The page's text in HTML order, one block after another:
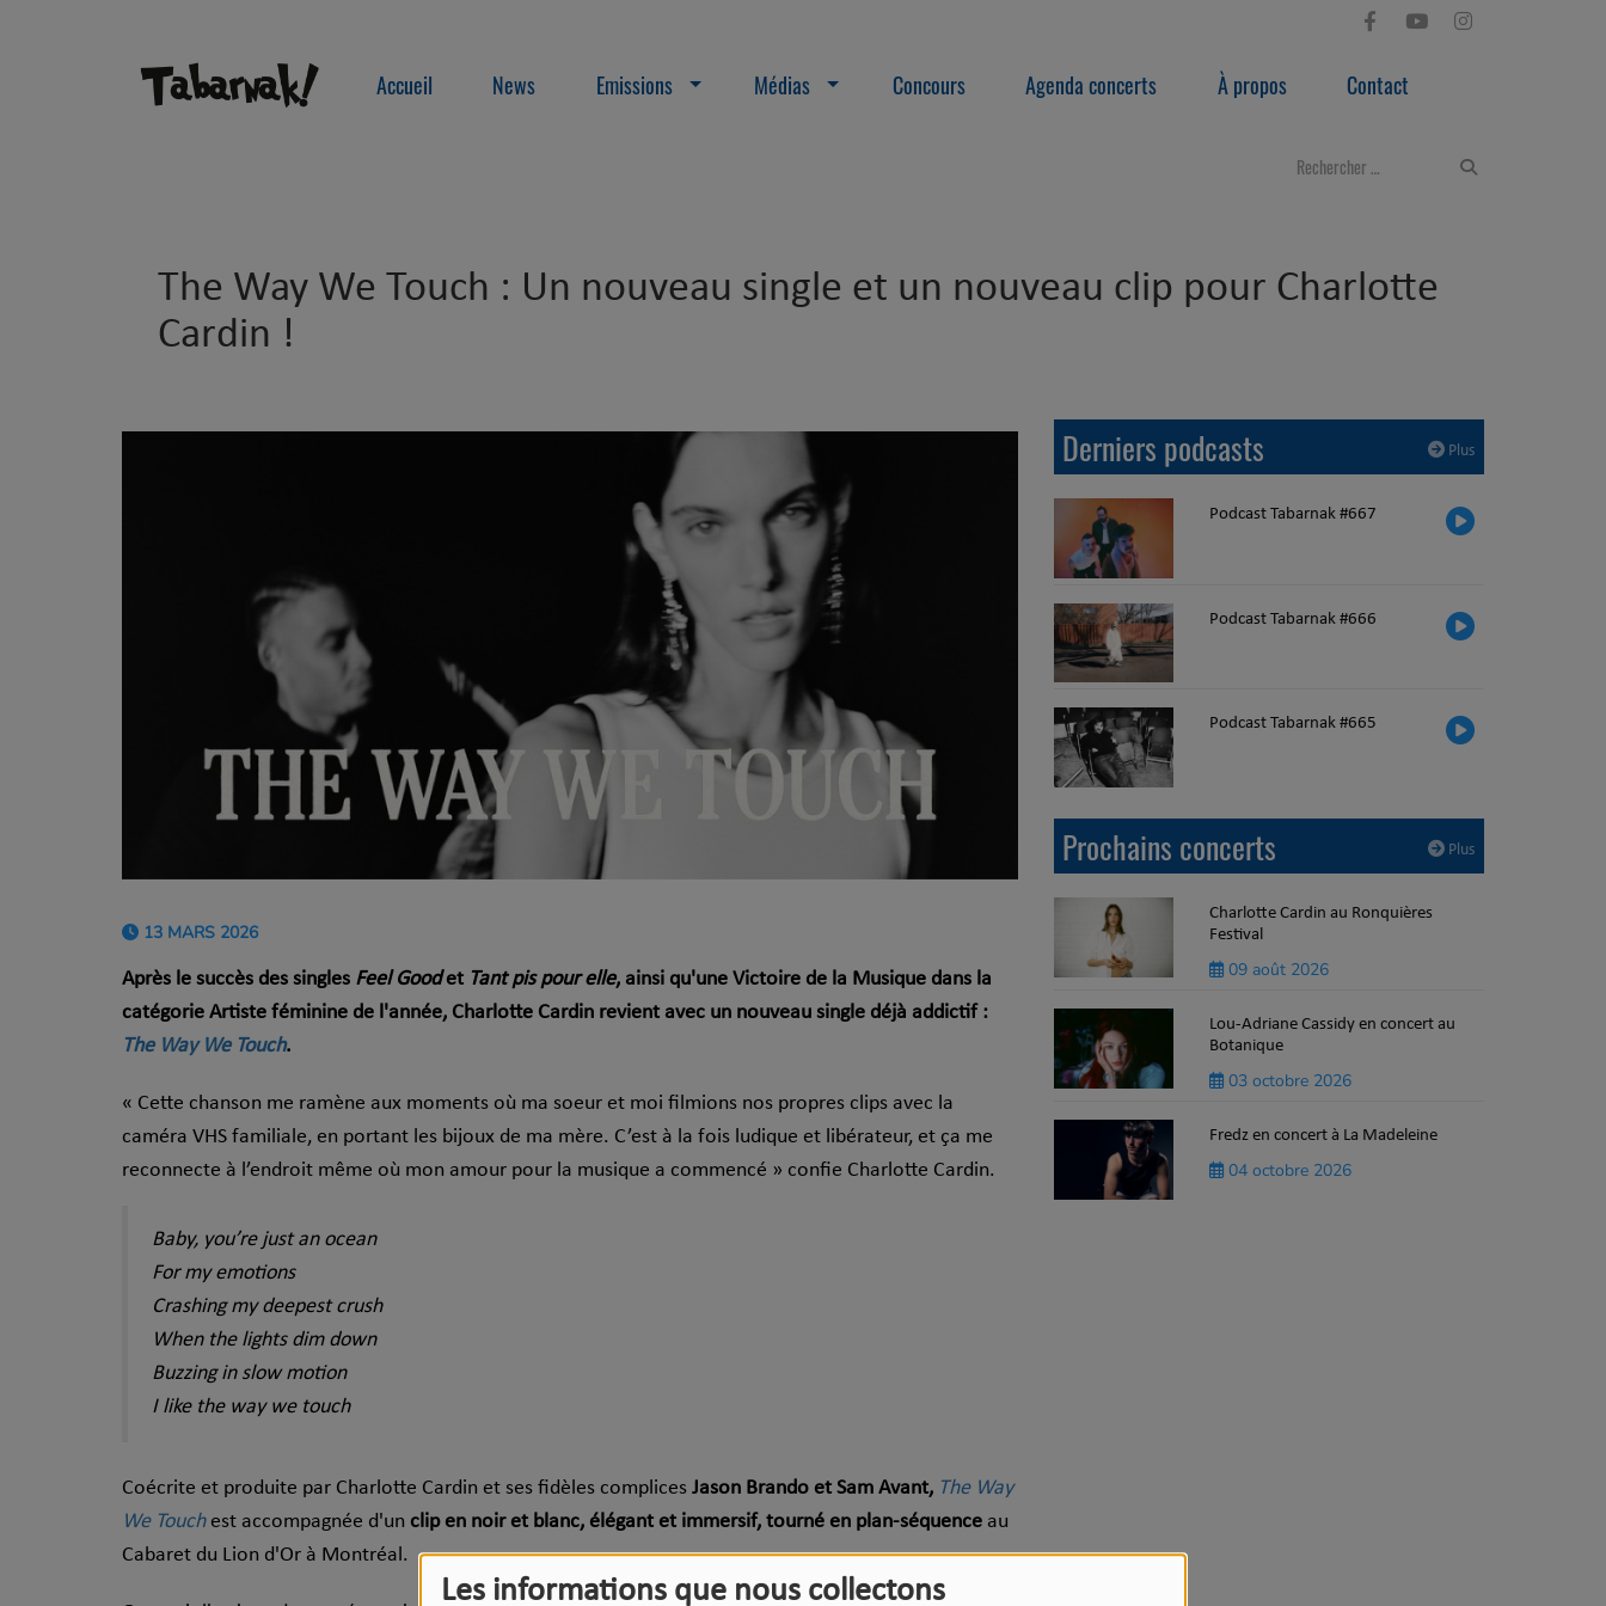
Les informations que nous collectons
Accueil News Emissions Médias Concours Agenda concerts À propos Contact
The Way We Touch : Un nouveau single et un nouveau clip pour Charlotte
Cardin !
13 MARS 2026
Après le succès des singles Feel Goodet Tant pis pour elle, ainsi qu'une Victoire de la Musique dans la
catégorie Artiste féminine de l'année, Charlotte Cardin revient avec un nouveau single déjà addictif :
The Way We Touch.
« Cette chanson me ramène aux moments où ma soeur et moi filmions nos propres clips avec la
caméra VHS familiale, en portant les bijoux de ma mère. C’est à la fois ludique et libérateur, et ça me
reconnecte à l’endroit même où mon amour pour la musique a commencé » confie Charlotte Cardin.
Baby, you’re just an ocean
For my emotions
Crashing my deepest crush
When the lights dim down
Buzzing in slow motion
I like the way we touch
Coécrite et produite par Charlotte Cardin et ses fidèles complices Jason Brando et Sam Avant, The Way
We Touch est accompagnée d'un clip en noir et blanc, élégant et immersif, tourné en plan-séquence au
Cabaret du Lion d'Or à Montréal.
Plus
Derniers podcasts
Podcast Tabarnak #667
Podcast Tabarnak #666
Podcast Tabarnak #665
Plus
Prochains concerts
Charlotte Cardin au Ronquières
Festival
09 août 2026
Lou-Adriane Cassidy en concert au
Botanique
03 octobre 2026
Fredz en concert à La Madeleine
04 octobre 2026